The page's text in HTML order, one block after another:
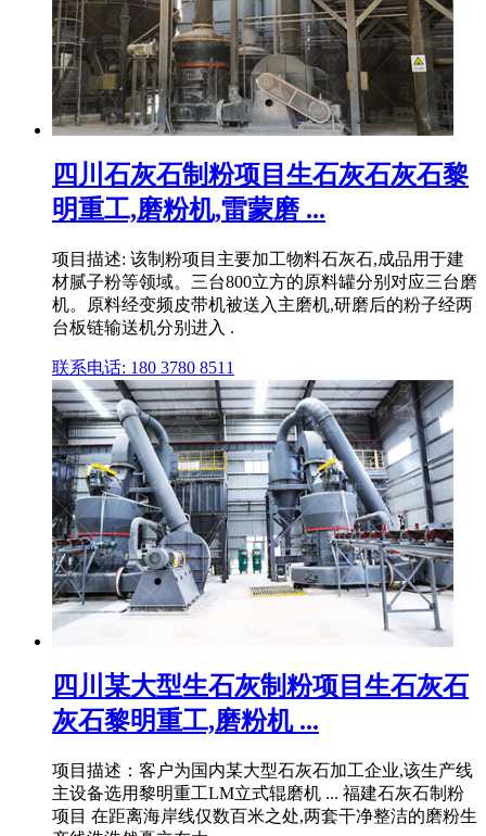
四川石灰石制粉项目生石灰石灰石黎
明重工,磨粉机,雷蒙磨 ...
项目描述: 该制粉项目主要加工物料石灰石,成品用于建
材腻子粉等领域。三台800立方的原料罐分别对应三台磨
机。原料经变频皮带机被送入主磨机,研磨后的粉子经两
台板链输送机分别进入 .
联系电话: 180 3780 8511
四川某大型生石灰制粉项目生石灰石
灰石黎明重工,磨粉机 ...
项目描述：客户为国内某大型石灰石加工企业,该生产线
主设备选用黎明重工LM立式辊磨机 ... 福建石灰石制粉
项目 在距离海岸线仅数百米之处,两套干净整洁的磨粉生